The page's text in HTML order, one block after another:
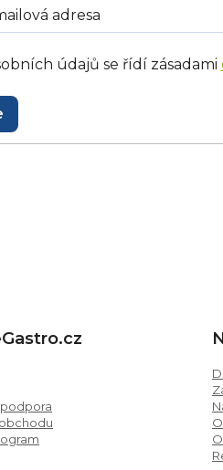
údajů se řídí zásadami